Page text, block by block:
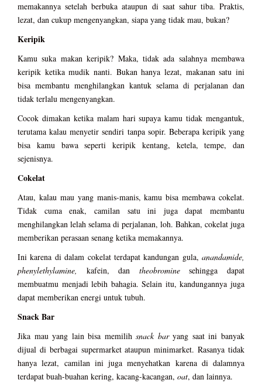
memakannya setelah berbuka ataupun di saat sahur tiba. Praktis,
lezat, dan cukup mengenyangkan, siapa yang tidak mau, bukan?
Keripik
Kamu suka makan keripik? Maka, tidak ada salahnya membawa
keripik ketika mudik nanti. Bukan hanya lezat, makanan satu ini
bisa membantu menghilangkan kantuk selama di perjalanan dan
tidak terlalu mengenyangkan.
Cocok dimakan ketika malam hari supaya kamu tidak mengantuk,
terutama kalau menyetir sendiri tanpa sopir. Beberapa keripik yang
bisa kamu bawa seperti keripik kentang, ketela, tempe, dan
sejenisnya.
Cokelat
Atau, kalau mau yang manis-manis, kamu bisa membawa cokelat.
Tidak cuma enak, camilan satu ini juga dapat membantu
menghilangkan lelah selama di perjalanan, loh. Bahkan, cokelat juga
memberikan perasaan senang ketika memakannya.
Ini karena di dalam cokelat terdapat kandungan gula, anandamide,
phenylethylamine,
kafein, dan theobrominesehingga dapat
membuatmu menjadi lebih bahagia. Selain itu, kandungannya juga
dapat memberikan energi untuk tubuh.
Snack Bar
Jika mau yang lain bisa memilihsnack baryang saat ini banyak
dijual di berbagai supermarket ataupun minimarket. Rasanya tidak
hanya lezat, camilan ini juga menyehatkan karena di dalamnya
terdapat buah-buahan kering, kacang-kacangan, oat, dan lainnya.